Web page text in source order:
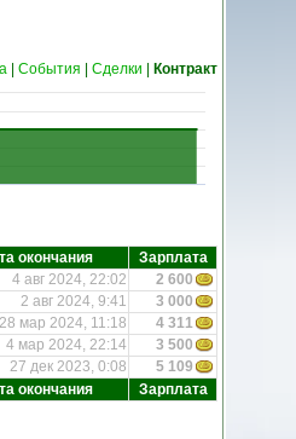
События Сделки Контракт
окончания Зарплата
4 авг 2024, 22:02 2 600
2 авг 2024, 9:41 3 000
28 мар 2024, 11:18 4 311
4 мар 2024, 22:14 3 500
27 дек 2023, 0:08
5 109
окончания Зарплата